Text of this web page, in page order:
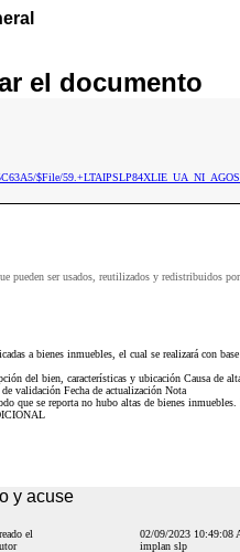
el documento
$File/
pueden ser usados, reutilizados y redistribuidos
a bienes inmuebles, el cual se realizará con
del bien, características y ubicación Causa de
validación Fecha de actualización Nota
que se reporta no hubo altas de bienes
y acuse
el
02/09/2023 10:49:08
implan slp